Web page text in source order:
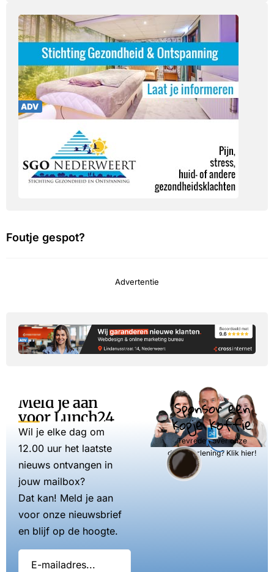
Foutje gespot?
Advertentie
Meld je aan
voor Lunch24
Wil je elke dag om
12.00 uur het laatste
nieuws ontvangen in
jouw mailbox?
Dat kan! Meld je aan
voor onze nieuwsbrief
en blijf op de hoogte.
Sponsor een
kopje koffie
Tevreden over onze
dienstverlening? Klik hier!